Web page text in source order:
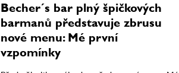
Becher´s bar plný špičkových
barmanů představuje zbrusu
nové menu: Mé první
vzpomínky